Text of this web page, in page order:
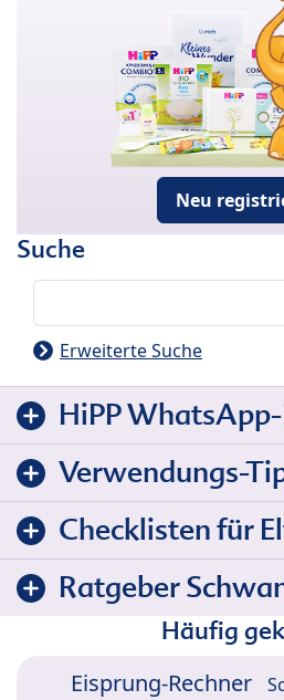
Neu
Suche
Erweiterte Suche
HiPP
Verwendungs-
Checklisten für
Ratgeber
Häufig
Eisprung-Rechner